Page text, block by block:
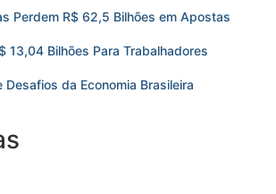
Perdem R$ 62,5 Bilhões em Apostas
13,04 Bilhões Para Trabalhadores
Desafios da Economia Brasileira